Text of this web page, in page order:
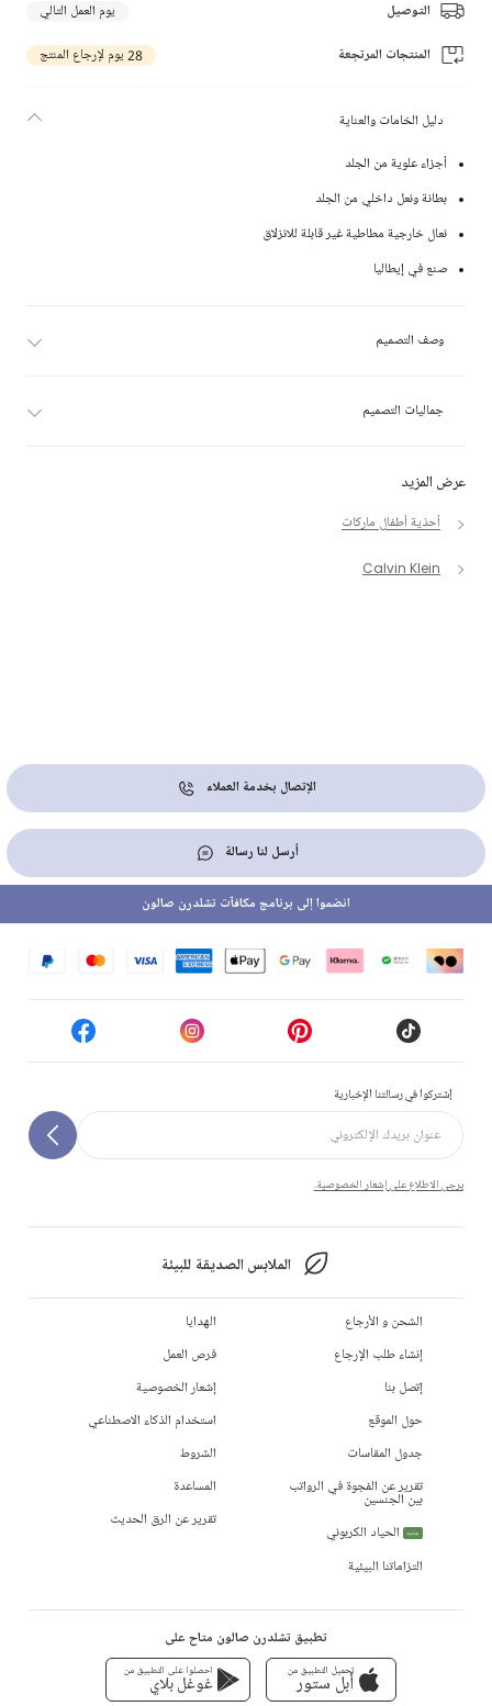
التوصيل يوم العمل التالي
المنتجات المرتجعة 28 يوم لإرجاع المنتج
عرض المزيد
أحذية أطفال ماركات
Calvin Klein
دليل الخامات والعناية
أجزاء علوية من الجلد
بطانة ونعل داخلي من الجلد
نعال خارجية مطاطية غير قابلة للانزلاق
صنع في إيطاليا
وصف التصميم
جماليات التصميم
الإتصال بخدمة العملاء
أرسل لنا رسالة
إشتركوا في رسالتنا الإخبارية
يرجى الاطلاع على إشعار الخصوصية.
الملابس الصديقة للبيئة
انضموا إلى برنامج مكافآت تشلدرن صالون
الشحن و الأرجاع
إنشاء طلب الإرجاع
إتصل بنا
حول الموقع
جدول المقاسات
تقرير عن الفجوة في الرواتب
بين الجنسين
جديد
الحياد الكربوني
التزاماتنا البيئية
الهدايا
فرص العمل
إشعار الخصوصية
استخدام الذكاء الاصطناعي
الشروط
المساعدة
تقرير عن الرق الحديث
تطبيق تشلدرن صالون متاح على
تحميل التطبيق من
أبل ستور
احصلوا على التطبيق من
غوغل بلاي